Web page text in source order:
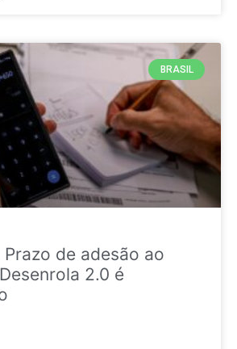
BRASIL
de adesão ao
2.0 é